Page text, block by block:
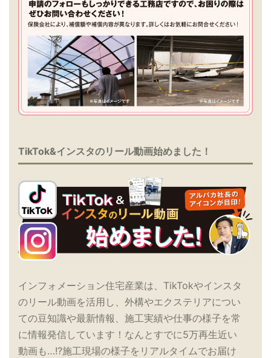
TikTok&インスタのリール動画始めました！
インフォメーション住宅産業は、TikTokやインスタ
のリール動画を活用し、外構やエクステリアについ
ての豆知識や最新情報、施工実績や仕事の様子を常
に情報発信しています！なんとすでに5万再生近い
動画も…!?施工現場の様子をリアルタイムでお届け